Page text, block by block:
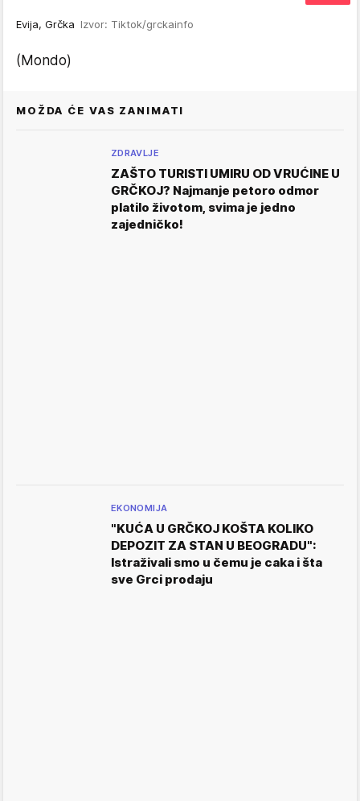
Evija, Grčka Izvor: Tiktok/grckainfo
(Mondo)
MOŽDA ĆE VAS ZANIMATI
ZDRAVLJE
ZAŠTO TURISTI UMIRU OD VRUĆINE U
GRČKOJ? Najmanje petoro odmor
platilo životom, svima je jedno
zajedničko!
EKONOMIJA
"KUĆA U GRČKOJ KOŠTA KOLIKO
DEPOZIT ZA STAN U BEOGRADU":
Istraživali smo u čemu je caka i šta
sve Grci prodaju